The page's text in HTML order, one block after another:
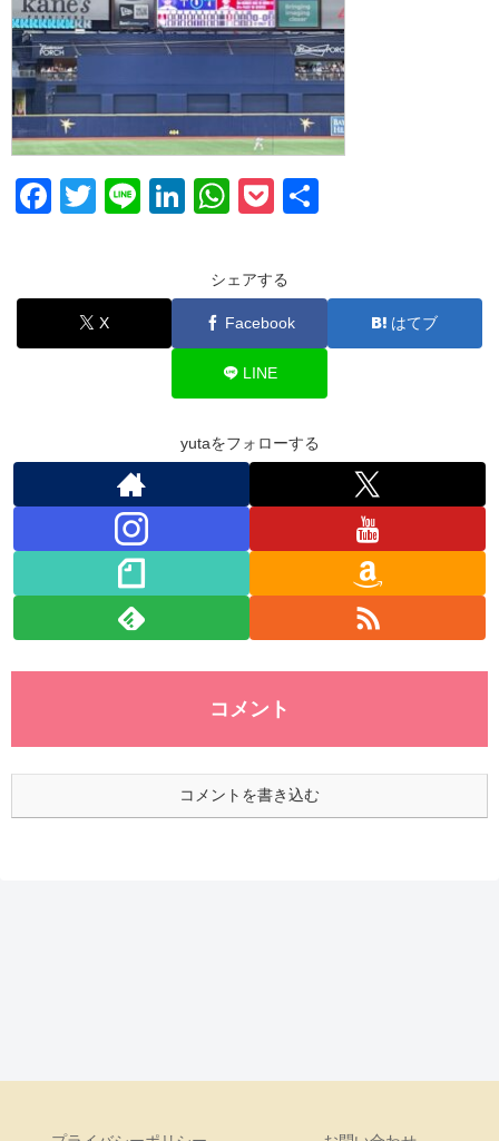
F
e
b
T
er
Li
Li
e
dI
W
at
s
A
p
p
P
ck
et
シェアする
X Facebook はてブ
LINE
yutaをフォローする
コメント
コメントを書き込む